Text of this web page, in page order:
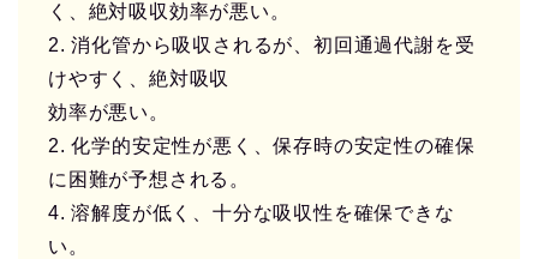
く、絶対吸収効率が悪い。
2. 消化管から吸収されるが、初回通過代謝を受
けやすく、絶対吸収
効率が悪い。
2. 化学的安定性が悪く、保存時の安定性の確保
に困難が予想される。
4. 溶解度が低く、十分な吸収性を確保できな
い。